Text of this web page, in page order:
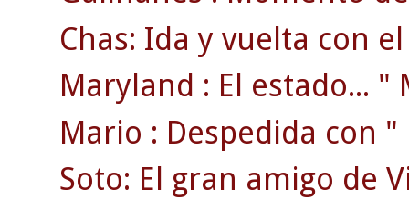
Chas: Ida y vuelta con
Maryland : El estado... "
Mario : Despedida con
Soto: El gran amigo de